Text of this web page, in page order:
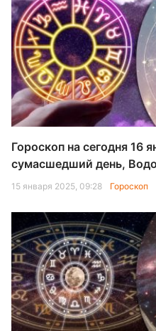
Гороскоп на сегодня 16
сумасшедший день,
15 января 2025, 09:28 Гороскоп